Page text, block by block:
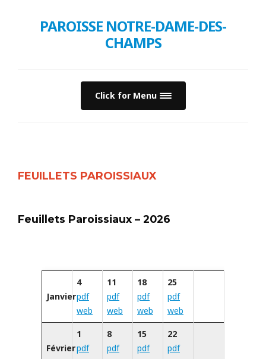
PAROISSE NOTRE-DAME-DES-
CHAMPS
Click for Menu
FEUILLETS PAROISSIAUX
Feuillets Paroissiaux – 2026
Janvier
4
pdf
web
11
pdf
web
18
pdf
web
25
pdf
web
Février
1
pdf
8
pdf
15
pdf
22
pdf